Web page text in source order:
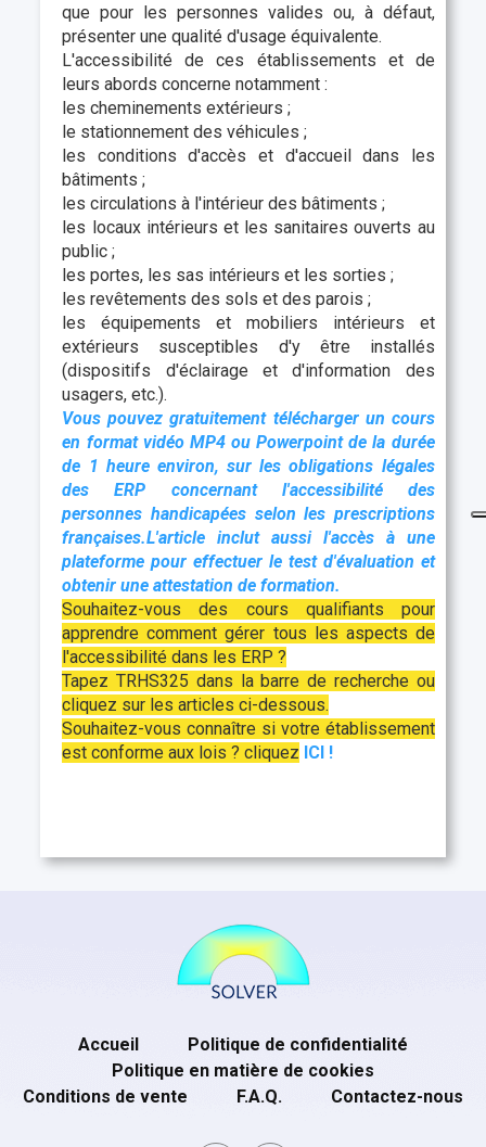
que pour les personnes valides ou, à défaut,
présenter une qualité d'usage équivalente.
L'accessibilité de ces établissements et de
leurs abords concerne notamment :
les cheminements extérieurs ;
le stationnement des véhicules ;
les conditions d'accès et d'accueil dans les
bâtiments ;
les circulations à l'intérieur des bâtiments ;
les locaux intérieurs et les sanitaires ouverts au
public ;
les portes, les sas intérieurs et les sorties ;
les revêtements des sols et des parois ;
les équipements et mobiliers intérieurs et
extérieurs susceptibles d'y être installés
(dispositifs d'éclairage et d'information des
usagers, etc.).
Vous pouvez gratuitement télécharger un cours
en format vidéo MP4 ou Powerpointde la durée
de 1 heure environ, sur les obligations légales
des ERP concernant l'accessibilité des
personnes handicapées selon les prescriptions
françaises.L'article inclut aussi l'accès à une
plateforme pour effectuer le test d'évaluation et
obtenir une attestation de formation.
Souhaitez-vous des cours qualifiants pour
apprendre comment gérer tous les aspects de
l'accessibilité dans les ERP ?
Tapez TRHS325 dans la barre de recherche ou
cliquez sur les articles ci-dessous.
Souhaitez-vous connaître si votre établissement
est conforme aux lois ? cliquez ICI !
Accueil
Politique de confidentialité
Politique en matière de cookies
Conditions de vente
F.A.Q. Contactez-nous